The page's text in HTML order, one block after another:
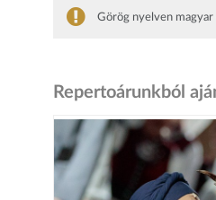
Görög nyelven magyar
Repertoárunkból